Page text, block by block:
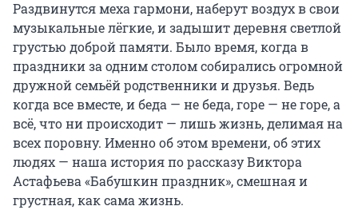
Раздвинутся меха гармони, наберут воздух в свои
музыкальные лёгкие, и задышит деревня светлой
грустью доброй памяти. Было время, когда в
праздники за одним столом собирались огромной
дружной семьёй родственники и друзья. Ведь
когда все вместе, и беда — не беда, горе — не горе, а
всё, что ни происходит — лишь жизнь, делимая на
всех поровну. Именно об этом времени, об этих
людях — наша история по рассказу Виктора
Астафьева «Бабушкин праздник», смешная и
грустная, как сама жизнь.